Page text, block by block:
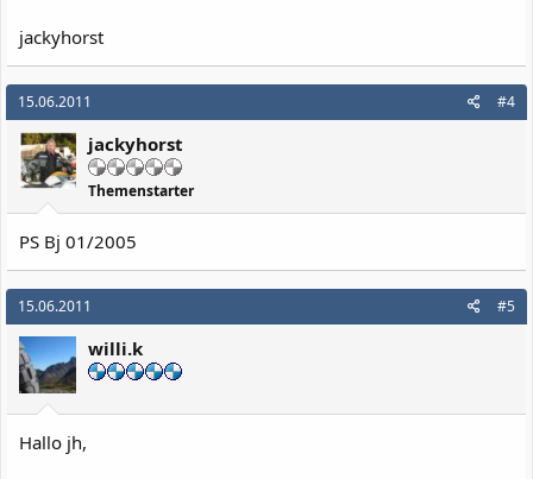
jackyhorst
15.06.2011 #4
jackyhorst
Themenstarter
PS Bj 01/2005
15.06.2011 #5
willi.k
Hallo jh,